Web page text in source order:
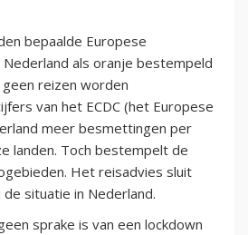
bepaalde Europese
als oranje bestempeld
reizen worden
van het ECDC (het Europese
meer besmettingen per
landen. Toch bestempelt de
Het reisadvies sluit
situatie in Nederland.
sprake is van een lockdown